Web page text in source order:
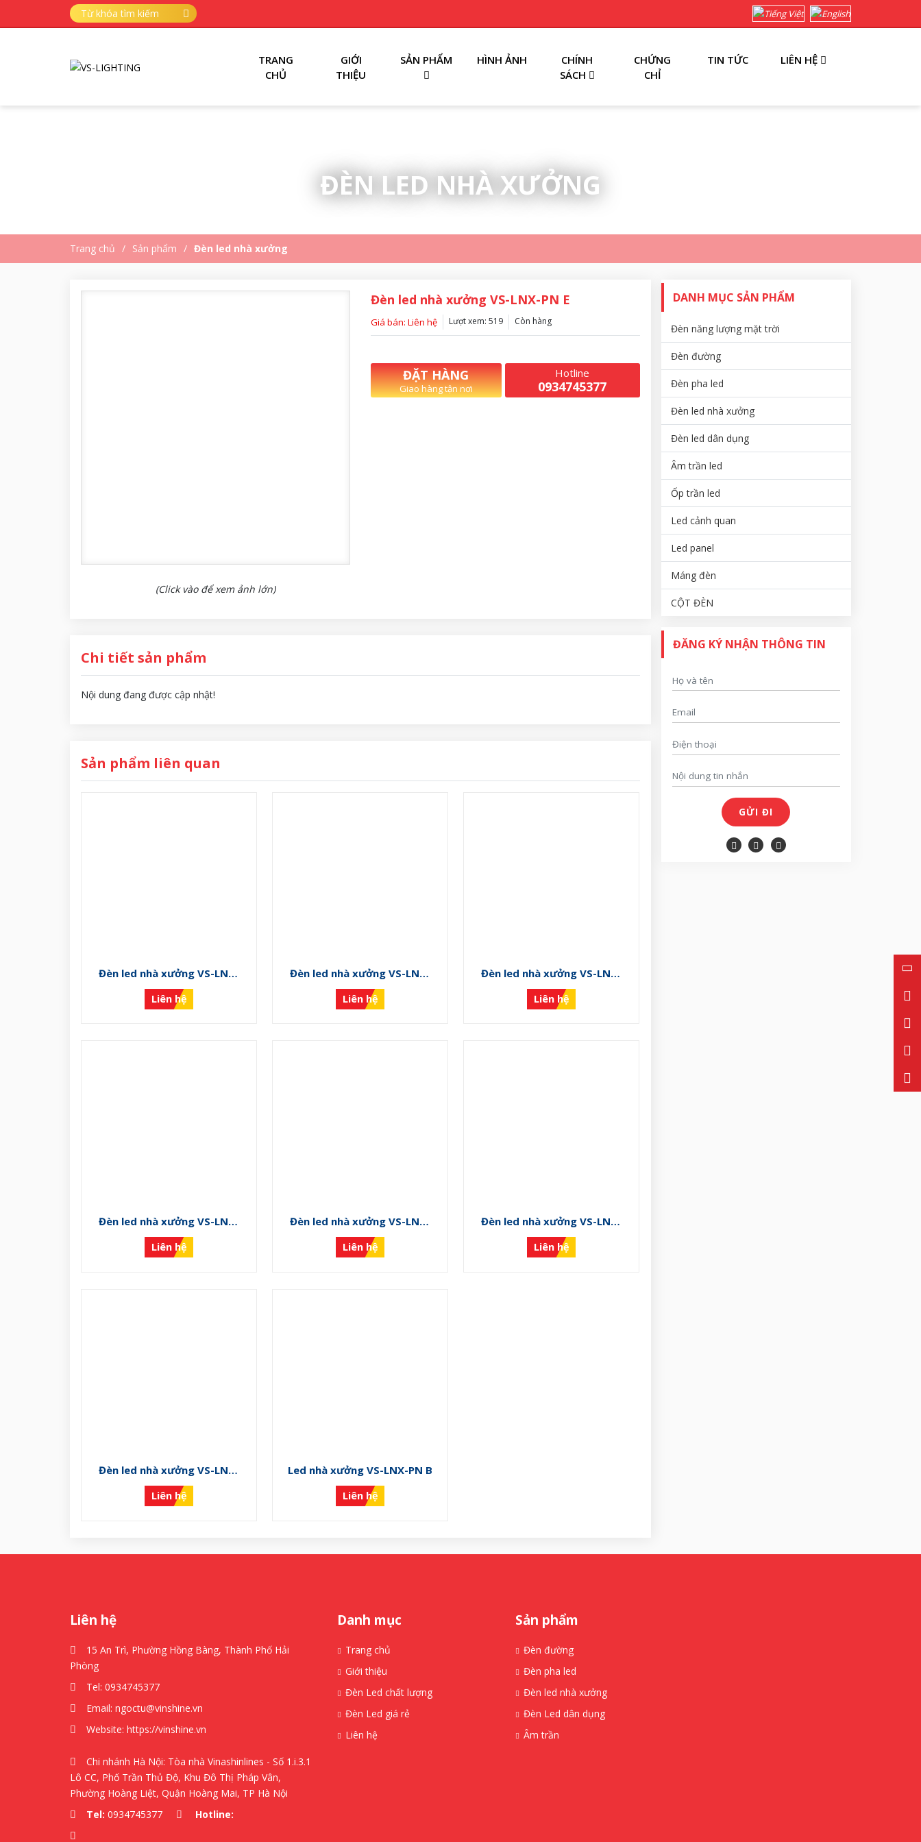
TRANG
CHỦ
GIỚI
THIỆU
SẢN PHẨM HÌNH ẢNH
CHÍNH
SÁCH
CHỨNG
CHỈ
TIN TỨC LIÊN HỆ
ĐÈN LED NHÀ XƯỞNG
Trang chủ Sản phẩm Đèn led nhà xưởng
(Click vào để xem ảnh lớn)
Đèn led nhà xưởng VS-LNX-PN E
Giá bán: Liên hệ Lượt xem: 519 Còn hàng
ĐẶT HÀNG
Giao hàng tận nơi
Hotline
0934745377
Chi tiết sản phẩm
Nội dung đang được cập nhật!
Sản phẩm liên quan
Đèn led nhà xưởng VS-LNX-
PN K
Liên hệ
Đèn led nhà xưởng VS-LNX-
PN I
Liên hệ
Đèn led nhà xưởng VS-LNX-
PN H
Liên hệ
Đèn led nhà xưởng VS-LNX-
PN G
Liên hệ
Đèn led nhà xưởng VS-LNX-
PN F
Liên hệ
Đèn led nhà xưởng VS-LNX-
PN D
Liên hệ
Đèn led nhà xưởng VS-LNX-
PN C
Liên hệ
Led nhà xưởng VS-LNX-PN B
Liên hệ
DANH MỤC SẢN PHẨM
Đèn năng lượng mặt trời
Đèn đường
Đèn pha led
Đèn led nhà xưởng
Đèn led dân dụng
Âm trần led
Ốp trần led
Led cảnh quan
Led panel
Máng đèn
CỘT ĐÈN
ĐĂNG KÝ NHẬN THÔNG TIN
GỬI ĐI
Liên hệ
15 An Trì, Phường Hồng Bàng, Thành Phố Hải
Phòng
Tel: 0934745377
Email: ngoctu@vinshine.vn
Website: https://vinshine.vn
Chi nhánh Hà Nội: Tòa nhà Vinashinlines - Số 1.i.3.1
Lô CC, Phố Trần Thủ Độ, Khu Đô Thị Pháp Vân,
Phường Hoàng Liệt, Quận Hoàng Mai, TP Hà Nội
Tel: 0934745377 Hotline:
Danh mục
Trang chủ
Giới thiệu
Đèn Led chất lượng
Đèn Led giá rẻ
Liên hệ
Sản phẩm
Đèn đường
Đèn pha led
Đèn led nhà xưởng
Đèn Led dân dụng
Âm trần